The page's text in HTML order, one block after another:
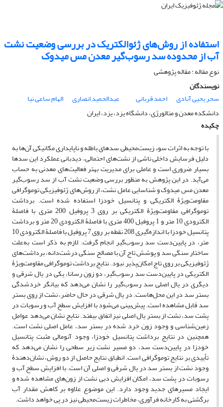
استفاده از روش‌های ژئوالکتریک در بررسی وضعیت نشت
آب از محدوده سد رسوب‌گیر معدن مس میدوک
نوع مقاله : مقاله پژوهشی‌
نویسندگان
سحر یحیی آبادی
احمد قربانی عبدالحمید انصاری
الهام ساعی نیا
دانشکده معدن و متالورژی، دانشگاه یزد، یزد، ایران
چکیده
با توجه به اثرات سوء زیست‌محیطی سدهای باطله و ناپایداری مکانیکی آن‌ها به
دلیل فرسایش داخلی ناشی از نشت‌های احتمالی، دید‌بانی عملکرد این سدها
بسیار ضروری است و عاملی برای مدیریت بهتر فعالیت‌های معدنی به حساب
می‌آید. در این پژوهش به منظور بررسی وضعیت نشت آب از سد رسوب‌گیر
معدن مس میدوک و شناسایی عامل نشت، از روش‌های ژئوفیزیکی توموگرافی
مقاومت‌ویژۀ الکتریکی و پتانسیل خودزا استفاده شده است. برداشت
توموگرافی مقاومت‌ویژۀ الکتریکی بر روی 3 پروفیل 200 متری با فاصلۀ
الکترودی 10 متر و 1 پروفیل 400 متری با فاصلۀ الکترودی 20 متر و برداشت
پتانسیل خودزا با اندازه‌گیری 208 نقطه بر روی 7 پروفیل با فاصلۀ الکترودی 10
متر، در پایین‌دست سد رسوب‌گیر انجام گرفت. لازم به ذکر است به‌علت
ساختار سنگی سد و پوشش تاج آن با مصالح سنگی درشت‌دانه، برداشت‌های
ژئوفیزیکی بر روی تاج امکان‌پذیر نبود. نتایج برداشت توموگرافی مقاومت‌ویژۀ
الکتریکی در پایین‌دست سد رسوب‌گیر، دو زون رسانا، یکی در یال شرقی و
دیگری در یال اصلی سد رسوب‌گیر را نشان می‌دهد که بیانگر خردشدگی
بستر سد در این محل‌هاست. در یال شرقی در حال حاضر، نشت از روی بستر
سد قابل مشاهده است. پیش‌بینی می‌شود با افزایش سطح آب و رسوبات در
پشت سد، نشت از بستر یال اصلی نیز اتفاق بیفتد. نتایج نشان می‌دهد عوامل
زمین‌شناسی و وجود زون خرد شده در بستر سد، عامل اصلی نشت است.
همچنین در نتایج برداشت پتانسیل خودزا، وجود آنومالی مثبت پتانسیل
خودزا در پایین‌دست سد، دو مسیر نشت زیر سطحی را نشان می‌دهد که
تأییدی بر نتایج توموگرافی است. انطباق نتایج حاصل از دو روش، نشان‌دهندۀ
وجود نشت از بستر سد در یال شرقی و اصلی آن است. با افزایش سطح آب و
رسوبات در پشت سد، امکان افزایش دبی نشت از زون‌های مشاهده شده و
ایجاد مسیرهای جدید وجود دارد. این موضوع علاوه بر کاهش مقدار آب
برگشتی به کارخانه فرآوری، مخاطرات زیست‌محیطی نیز در پی خواهد داشت.